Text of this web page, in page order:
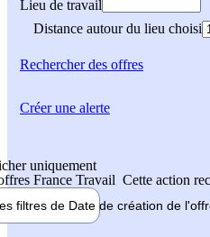
Lieu de travail
Distance autour du lieu choisi
Rechercherdes offres
uniquement
France Travail Cette action
filtres de Date de création de
Créer une alerte